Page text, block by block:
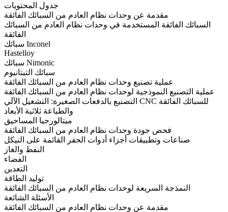
جدول المحتويات
مقدمة عن وحدات نظام العادم من السبائك الفائقة
السبائك الفائقة المستخدمة في وحدات نظام العادم من السبائك
الفائقة
سبائك Inconel
Hastelloy
سبائك Nimonic
سبائك التيتانيوم
عملية تصنيع وحدات نظام العادم من السبائك الفائقة
عملية التصنيع النموذجية لوحدات نظام العادم من السبائك الفائقة
التصنيع بالدفعات الصغيرة: التشغيل الآلي CNC للسبائك الفائقة
والطباعة ثلاثية الأبعاد
ميتالورجيا المساحيق
فحص جودة وحدات نظام العادم من السبائك الفائقة
صناعات وتطبيقات أجزاء أدوات الحفر القائمة على النيكل
النفط والغاز
الفضاء
التعدين
توليد الطاقة
النمذجة السريعة لوحدات نظام العادم من السبائك الفائقة
الأسئلة الشائعة
مقدمة عن وحدات نظام العادم من السبائك الفائقة